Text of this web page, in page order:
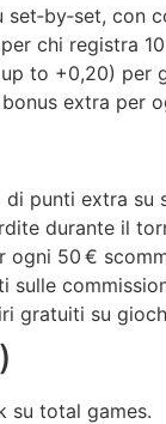
con
chi registra
to +0,20) per
extra per
punti extra su
durante il
ogni 50 €
sulle
gratuiti su
su total games.